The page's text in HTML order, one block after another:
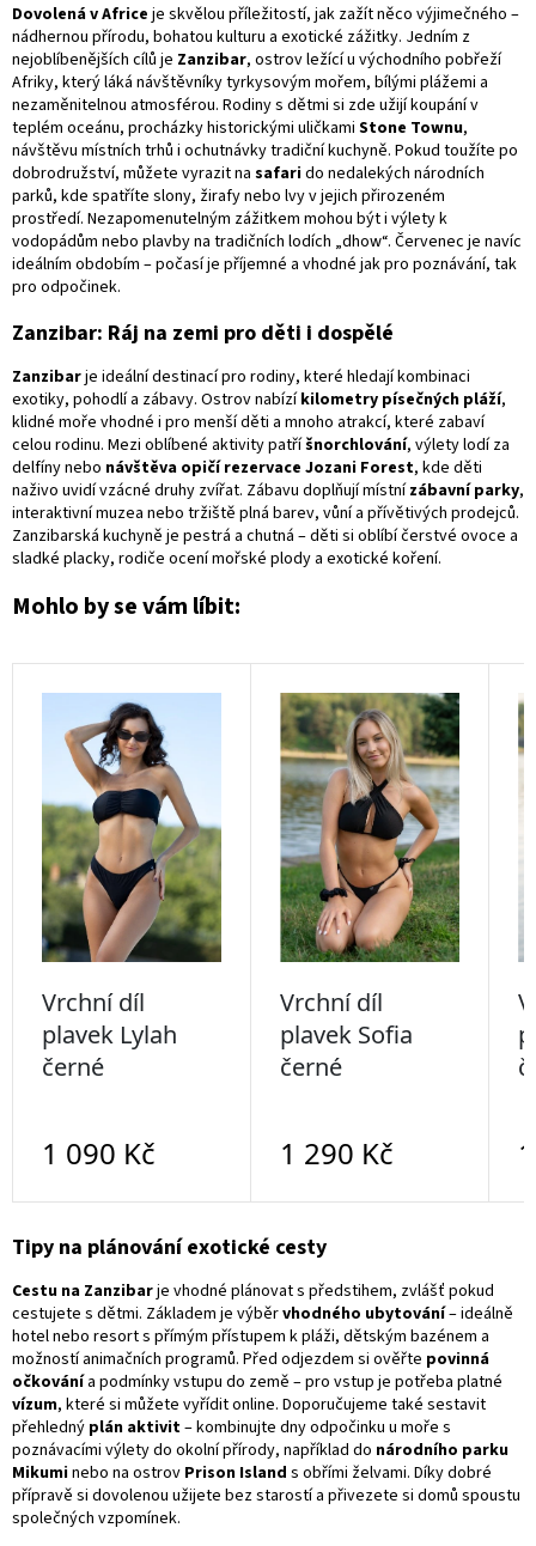
Dovolená v Africe je skvělou příležitostí, jak zažít něco výjimečného –
nádhernou přírodu, bohatou kulturu a exotické zážitky. Jedním z
nejoblíbenějších cílů je Zanzibar, ostrov ležící u východního pobřeží
Afriky, který láká návštěvníky tyrkysovým mořem, bílými plážemi a
nezaměnitelnou atmosférou. Rodiny s dětmi si zde užijí koupání v
teplém oceánu, procházky historickými uličkami Stone Townu,
návštěvu místních trhů i ochutnávky tradiční kuchyně. Pokud toužíte po
dobrodružství, můžete vyrazit na safarido nedalekých národních
parků, kde spatříte slony, žirafy nebo lvy v jejich přirozeném
prostředí. Nezapomenutelným zážitkem mohou být i výlety k
vodopádům nebo plavby na tradičních lodích „dhow“. Červenec je navíc
ideálním obdobím – počasí je příjemné a vhodné jak pro poznávání, tak
pro odpočinek.
Zanzibar: Ráj na zemi pro děti i dospělé
Zanzibarje ideální destinací pro rodiny, které hledají kombinaci
exotiky, pohodlí a zábavy. Ostrov nabízíkilometry písečných pláží,
klidné moře vhodné i pro menší děti a mnoho atrakcí, které zabaví
celou rodinu. Mezi oblíbené aktivity patříšnorchlování, výlety lodí za
delfíny nebo návštěva opičí rezervace Jozani Forest, kde děti
naživo uvidí vzácné druhy zvířat. Zábavu doplňují místnízábavní parky,
interaktivní muzea nebo tržiště plná barev, vůní a přívětivých prodejců.
Zanzibarská kuchyně je pestrá a chutná – děti si oblíbí čerstvé ovoce a
sladké placky, rodiče ocení mořské plody a exotické koření.
Mohlo by se vám líbit:
Tipy na plánování exotické cesty
Cestu na Zanzibarje vhodné plánovat s předstihem, zvlášť pokud
cestujete s dětmi. Základem je výběrvhodného ubytování– ideálně
hotel nebo resort s přímým přístupem k pláži, dětským bazénem a
možností animačních programů. Před odjezdem si ověřte povinná
očkovánía podmínky vstupu do země – pro vstup je potřeba platné
vízum, které si můžete vyřídit online. Doporučujeme také sestavit
přehledný plán aktivit– kombinujte dny odpočinku u moře s
poznávacími výlety do okolní přírody, například do národního parku
Mikuminebo na ostrov Prison Island s obřími želvami. Díky dobré
přípravě si dovolenou užijete bez starostí a přivezete si domů spoustu
společných vzpomínek.